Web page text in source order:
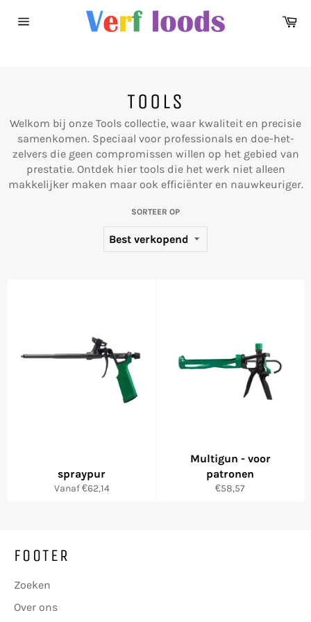
naar
TOOLS
Welkom bij onze Tools collectie, waar kwaliteit en precisie
samenkomen. Speciaal voor professionals en doe-het-
zelvers die geen compromissen willen op het gebied van
prestatie. Ontdek hier tools die het werk niet alleen
makkelijker maken maar ook efficiënter en nauwkeuriger.
SORTEER OP
spraypur
Vanaf €62,14
Multigun - voor
patronen
Normale
€58,57
FOOTER
Zoeken
Over ons